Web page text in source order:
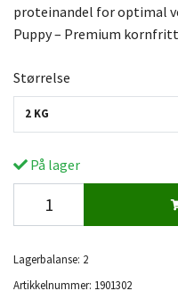
proteinandel for optimal
Puppy – Premium
Størrelse
2 KG
På lager
Lagerbalanse: 2
Artikkelnummer: 1901302